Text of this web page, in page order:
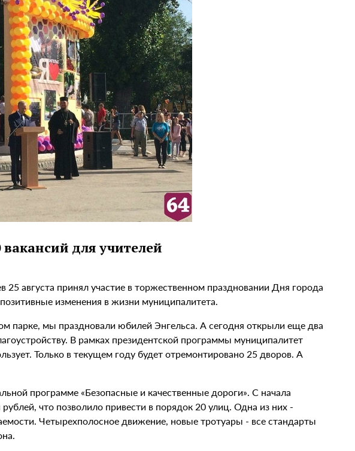
для учителей
25 августа принял участие в торжественном праздновании Дня города
изменения в жизни муниципалитета.
парке, мы праздновали юбилей Энгельса. А сегодня открыли еще два
В рамках президентской программы муниципалитет
Только в текущем году будет отремонтировано 25 дворов. А
программе «Безопасные и качественные дороги». С начала
что позволило привести в порядок 20 улиц. Одна из них -
Четырехполосное движение, новые тротуары - все стандарты